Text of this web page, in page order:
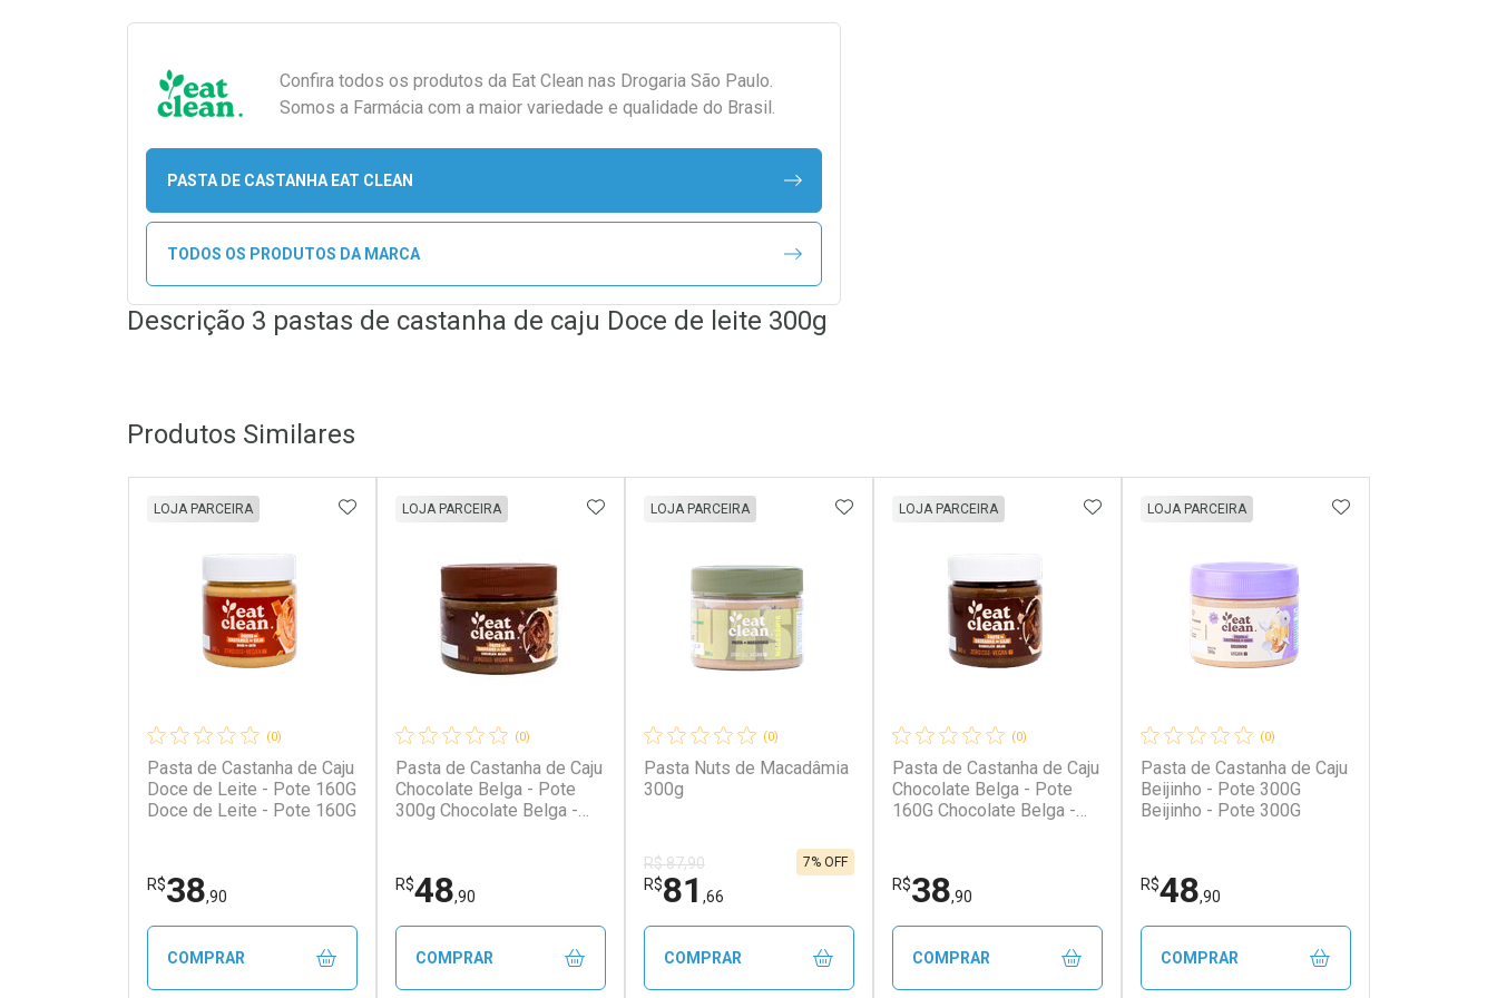
Confira todos os produtos da Eat Clean nas Drogaria São Paulo.
Somos a Farmácia com a maior variedade e qualidade do Brasil.
PASTA DE CASTANHA EAT CLEAN
TODOS OS PRODUTOS DA MARCA
Descrição 3 pastas de castanha de caju Doce de leite 300g
Produtos Similares
(0)
Pasta de Castanha de Caju
Doce de Leite - Pote 160G
Doce de Leite - Pote 160G
LOJA PARCEIRA
R$38,90
ADICIONAR AOS FAVORITOS
COMPRAR
(0)
Pasta de Castanha de Caju
Chocolate Belga - Pote
300g Chocolate Belga -
LOJA PARCEIRA
R$48,90
ADICIONAR AOS FAVORITOS
COMPRAR
(0)
Pasta Nuts de Macadâmia
300g
LOJA PARCEIRA
R$ 87,90
R$81 ,66
7% OFF
ADICIONAR AOS FAVORITOS
COMPRAR
(0)
Pasta de Castanha de Caju
Chocolate Belga - Pote
160G Chocolate Belga -
LOJA PARCEIRA
R$38,90
ADICIONAR AOS FAVORITOS
COMPRAR
(0)
Pasta de Castanha de Caju
Beijinho - Pote 300G
Beijinho - Pote 300G
LOJA PARCEIRA
R$48,90
ADICIONAR AOS
COMPRAR